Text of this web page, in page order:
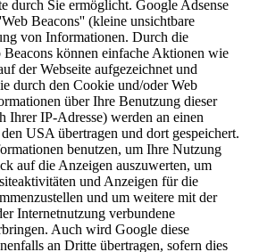
durch Sie ermöglicht. Google Adsense
Beacons'' (kleine unsichtbare
von Informationen. Durch die
Beacons können einfache Aktionen wie
der Webseite aufgezeichnet und
durch den Cookie und/oder Web
über Ihre Benutzung dieser
Ihrer IP-Adresse) werden an einen
USA übertragen und dort gespeichert.
benutzen, um Ihre Nutzung
auf die Anzeigen auszuwerten, um
und Anzeigen für die
und um weitere mit der
Internetnutzung verbundene
Auch wird Google diese
an Dritte übertragen, sofern dies